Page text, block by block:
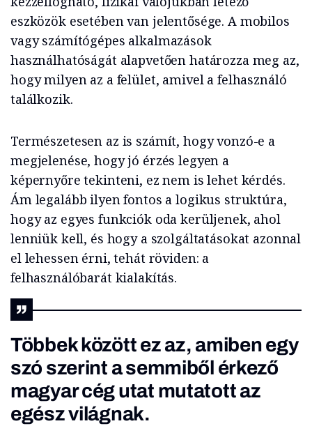
eszközök esetében van jelentősége. A mobilos
vagy számítógépes alkalmazások
használhatóságát alapvetően határozza meg az,
hogy milyen az a felület, amivel a felhasználó
találkozik.
Természetesen az is számít, hogy vonzó-e a
megjelenése, hogy jó érzés legyen a
képernyőre tekinteni, ez nem is lehet kérdés.
Ám legalább ilyen fontos a logikus struktúra,
hogy az egyes funkciók oda kerüljenek, ahol
lenniük kell, és hogy a szolgáltatásokat azonnal
el lehessen érni, tehát röviden: a
felhasználóbarát kialakítás.
Többek között ez az, amiben egy
szó szerint a semmiből érkező
magyar cég utat mutatott az
egész világnak.